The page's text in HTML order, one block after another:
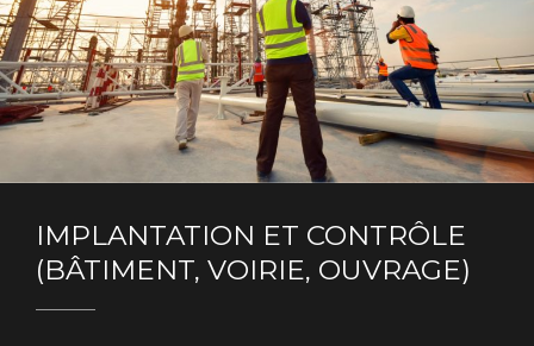
IMPLANTATION ET CONTRÔLE
(BÂTIMENT, VOIRIE, OUVRAGE)